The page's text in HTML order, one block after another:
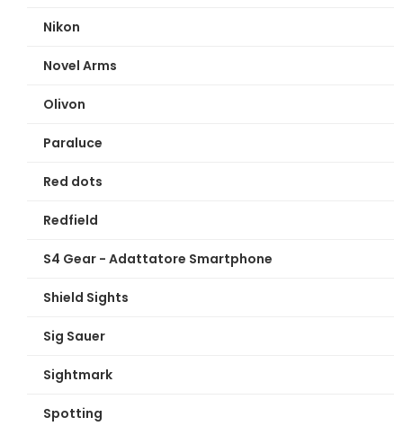
Nikon
Novel Arms
Olivon
Paraluce
Red dots
Redfield
S4 Gear - Adattatore Smartphone
Shield Sights
Sig Sauer
Sightmark
Spotting